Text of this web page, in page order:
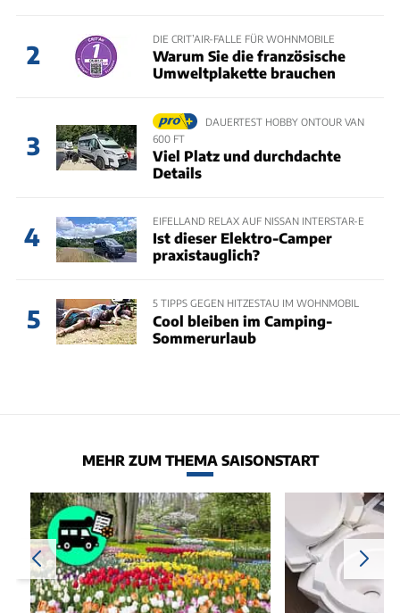
2
DIE CRIT’AIR-FALLE FÜR WOHNMOBILE
Warum Sie die französische
Umweltplakette brauchen
3
DAUERTEST HOBBY ONTOUR VAN
600 FT
Viel Platz und durchdachte
Details
4
EIFELLAND RELAX AUF NISSAN INTERSTAR-E
Ist dieser Elektro-Camper
praxistauglich?
5
5 TIPPS GEGEN HITZESTAU IM WOHNMOBIL
Cool bleiben im Camping-
Sommerurlaub
MEHR ZUM THEMA SAISONSTART